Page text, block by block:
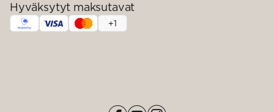
Hyväksytyt maksutavat
+1